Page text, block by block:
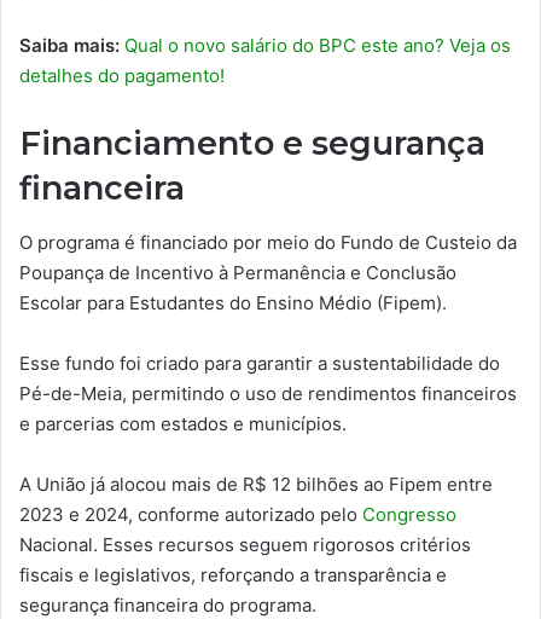
Saiba mais: Qual o novo salário do BPC este ano? Veja os
detalhes do pagamento!
Financiamento e segurança
financeira
O programa é financiado por meio do Fundo de Custeio da
Poupança de Incentivo à Permanência e Conclusão
Escolar para Estudantes do Ensino Médio (Fipem).
Esse fundo foi criado para garantir a sustentabilidade do
Pé-de-Meia, permitindo o uso de rendimentos financeiros
e parcerias com estados e municípios.
A União já alocou mais de R$ 12 bilhões ao Fipem entre
2023 e 2024, conforme autorizado pelo Congresso
Nacional. Esses recursos seguem rigorosos critérios
fiscais e legislativos, reforçando a transparência e
segurança financeira do programa.